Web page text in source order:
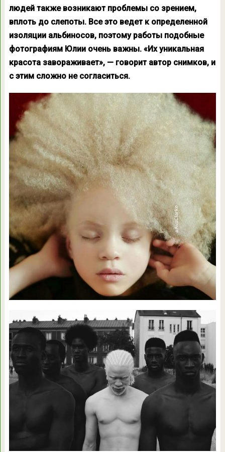
людей также возникают проблемы со зрением,
вплоть до слепоты. Все это ведет к определенной
изоляции альбиносов, поэтому работы подобные
фотографиям Юлии очень важны. «Их уникальная
красота завораживает», — говорит автор снимков, и
с этим сложно не согласиться.